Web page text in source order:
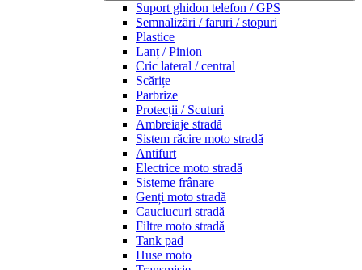
Suport ghidon telefon / GPS
Semnalizări / faruri / stopuri
Plastice
Lanț / Pinion
Cric lateral / central
Scărițe
Parbrize
Protecții / Scuturi
Ambreiaje stradă
Sistem răcire moto stradă
Antifurt
Electrice moto stradă
Sisteme frânare
Genți moto stradă
Cauciucuri stradă
Filtre moto stradă
Tank pad
Huse moto